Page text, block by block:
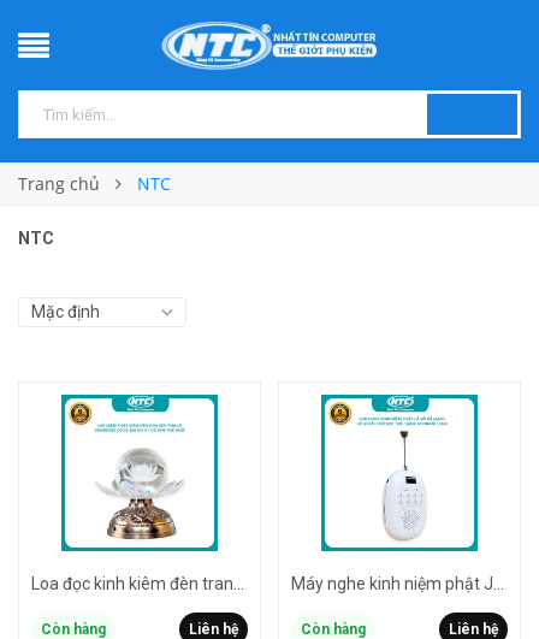
Trang chủ NTC
NTC
Còn hàng Liên hệ Còn hàng Liên hệ